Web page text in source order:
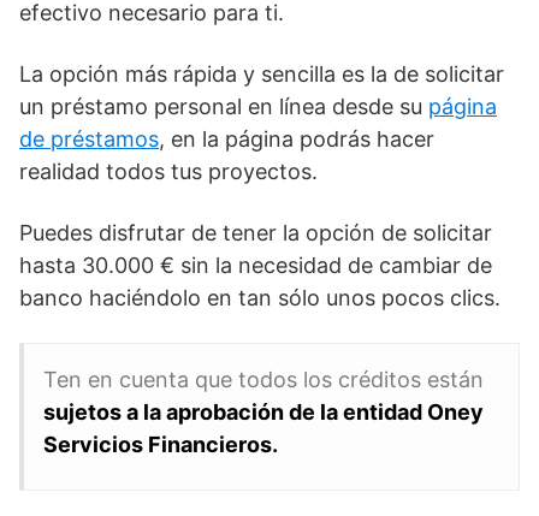
efectivo necesario para ti.
La opción más rápida y sencilla es la de solicitar
un préstamo personal en línea desde su página
de préstamos, en la página podrás hacer
realidad todos tus proyectos.
Puedes disfrutar de tener la opción de solicitar
hasta 30.000 € sin la necesidad de cambiar de
banco haciéndolo en tan sólo unos pocos clics.
Ten en cuenta que todos los créditos están
sujetos a la aprobación de la entidad Oney
Servicios Financieros.